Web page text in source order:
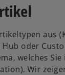
aus
Hub oder
welches
Wir